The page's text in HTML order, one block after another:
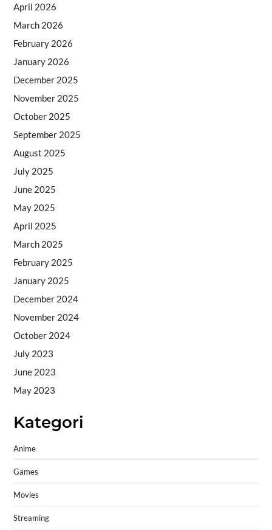
April 2026
March 2026
February 2026
January 2026
December 2025
November 2025
October 2025
September 2025
August 2025
July 2025
June 2025
May 2025
April 2025
March 2025
February 2025
January 2025
December 2024
November 2024
October 2024
July 2023
June 2023
May 2023
Kategori
Anime
Games
Movies
Streaming